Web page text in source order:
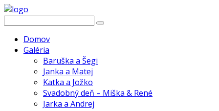
Domov
Galéria
Baruška a Šegi
Janka a Matej
Katka a Jožko
Svadobný deň – Miška & René
Jarka a Andrej